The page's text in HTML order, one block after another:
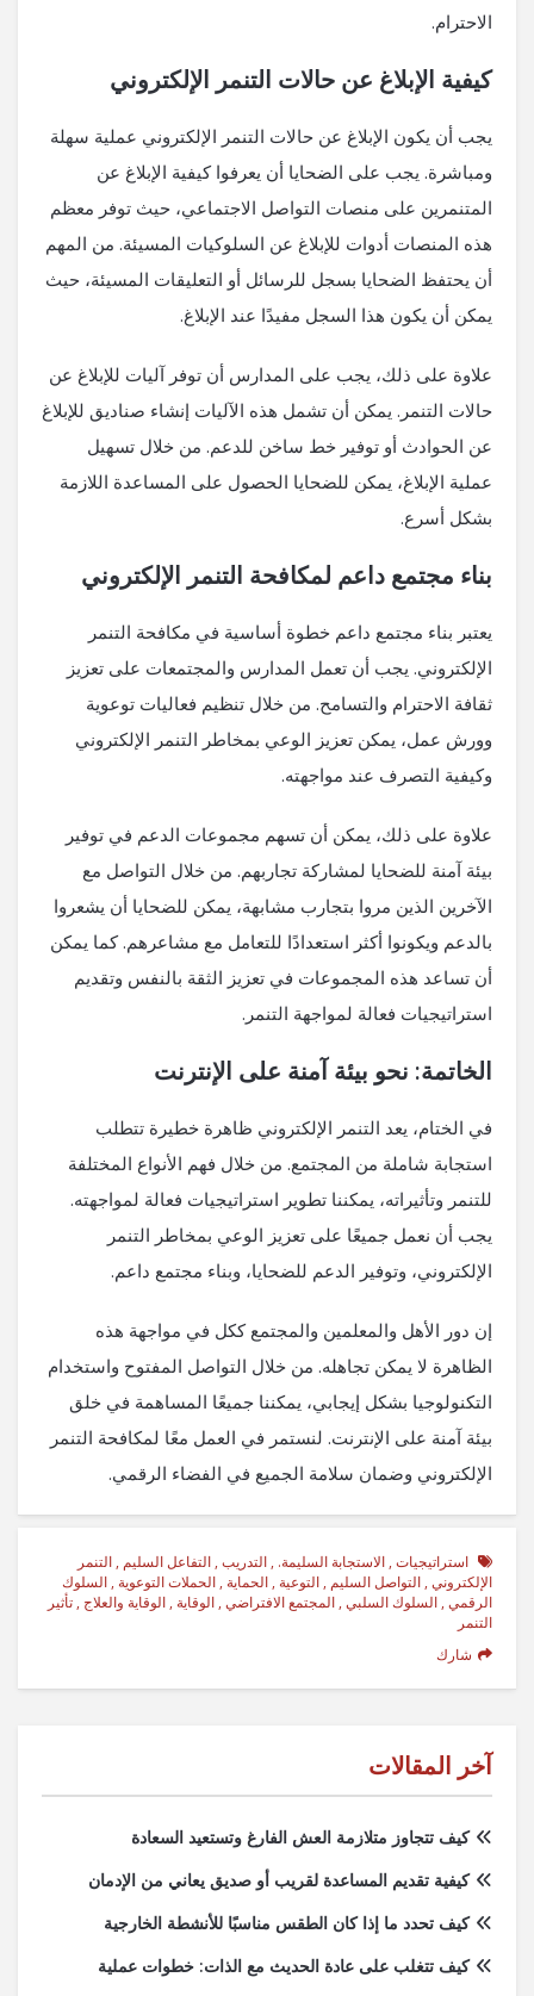
الاحترام.
كيفية الإبلاغ عن حالات التنمر الإلكتروني
يجب أن يكون الإبلاغ عن حالات التنمر الإلكتروني عملية سهلة
ومباشرة. يجب على الضحايا أن يعرفوا كيفية الإبلاغ عن
المتنمرين على منصات التواصل الاجتماعي، حيث توفر معظم
هذه المنصات أدوات للإبلاغ عن السلوكيات المسيئة. من المهم
أن يحتفظ الضحايا بسجل للرسائل أو التعليقات المسيئة، حيث
يمكن أن يكون هذا السجل مفيدًا عند الإبلاغ.
علاوة على ذلك، يجب على المدارس أن توفر آليات للإبلاغ عن
حالات التنمر. يمكن أن تشمل هذه الآليات إنشاء صناديق للإبلاغ
عن الحوادث أو توفير خط ساخن للدعم. من خلال تسهيل
عملية الإبلاغ، يمكن للضحايا الحصول على المساعدة اللازمة
بشكل أسرع.
بناء مجتمع داعم لمكافحة التنمر الإلكتروني
يعتبر بناء مجتمع داعم خطوة أساسية في مكافحة التنمر
الإلكتروني. يجب أن تعمل المدارس والمجتمعات على تعزيز
ثقافة الاحترام والتسامح. من خلال تنظيم فعاليات توعوية
وورش عمل، يمكن تعزيز الوعي بمخاطر التنمر الإلكتروني
وكيفية التصرف عند مواجهته.
علاوة على ذلك، يمكن أن تسهم مجموعات الدعم في توفير
بيئة آمنة للضحايا لمشاركة تجاربهم. من خلال التواصل مع
الآخرين الذين مروا بتجارب مشابهة، يمكن للضحايا أن يشعروا
بالدعم ويكونوا أكثر استعدادًا للتعامل مع مشاعرهم. كما يمكن
أن تساعد هذه المجموعات في تعزيز الثقة بالنفس وتقديم
استراتيجيات فعالة لمواجهة التنمر.
الخاتمة: نحو بيئة آمنة على الإنترنت
في الختام، يعد التنمر الإلكتروني ظاهرة خطيرة تتطلب
استجابة شاملة من المجتمع. من خلال فهم الأنواع المختلفة
للتنمر وتأثيراته، يمكننا تطوير استراتيجيات فعالة لمواجهته.
يجب أن نعمل جميعًا على تعزيز الوعي بمخاطر التنمر
الإلكتروني، وتوفير الدعم للضحايا، وبناء مجتمع داعم.
إن دور الأهل والمعلمين والمجتمع ككل في مواجهة هذه
الظاهرة لا يمكن تجاهله. من خلال التواصل المفتوح واستخدام
التكنولوجيا بشكل إيجابي، يمكننا جميعًا المساهمة في خلق
بيئة آمنة على الإنترنت. لنستمر في العمل معًا لمكافحة التنمر
الإلكتروني وضمان سلامة الجميع في الفضاء الرقمي.
استراتيجيات , الاستجابة السليمة. , التدريب , التفاعل السليم , التنمر
الإلكتروني , التواصل السليم , التوعية , الحماية , الحملات التوعوية , السلوك
الرقمي , السلوك السلبي , المجتمع الافتراضي , الوقاية , الوقاية والعلاج , تأثير
التنمر
شارك
آخر المقالات
كيف تتجاوز متلازمة العش الفارغ وتستعيد السعادة
كيفية تقديم المساعدة لقريب أو صديق يعاني من الإدمان
كيف تحدد ما إذا كان الطقس مناسبًا للأنشطة الخارجية
كيف تتغلب على عادة الحديث مع الذات: خطوات عملية